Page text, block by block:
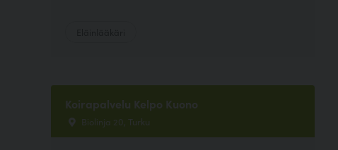
Koirapalvelu Kelpo Kuono
Biolinja 20, Turku